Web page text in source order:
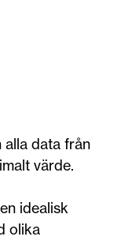
alla data från
värde.
idealisk
olika